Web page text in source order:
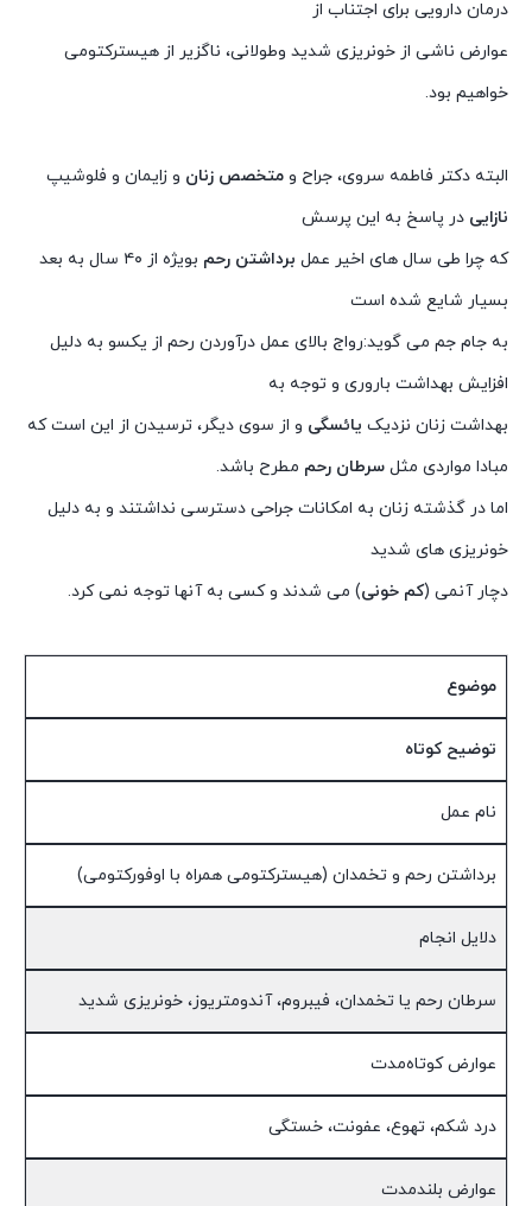
درمان دارویی برای اجتناب از
عوارض ناشی از خونریزی شدید وطولانی، ناگزیر از هیسترکتومی
خواهیم بود.
البته دکتر فاطمه سروی، جراح و متخصص زنان و زایمان و فلوشیپ
نازایی در پاسخ به این پرسش
که چرا طی سال های اخیر عمل برداشتن رحم
بویژه از ۴۰ سال به بعد
بسیار شایع شده است
به جام جم می گوید:رواج بالای عمل درآوردن رحم از یکسو به دلیل
افزایش بهداشت باروری و توجه به
بهداشت زنان نزدیک یائسگی و از سوی دیگر، ترسیدن از این است که
مبادا مواردی مثل سرطان رحم مطرح باشد.
اما در گذشته زنان به امکانات جراحی دسترسی نداشتند و به دلیل
خونریزی های شدید
دچار آنمی (کم خونی) می شدند و کسی به آنها توجه نمی کرد.
موضوع
توضیح کوتاه
نام عمل
برداشتن رحم و تخمدان (هیسترکتومی همراه با اوفورکتومی)
دلایل انجام
سرطان رحم یا تخمدان، فیبروم، آندومتریوز، خونریزی شدید
عوارض کوتاه‌مدت
درد شکم، تهوع، عفونت، خستگی
عوارض بلندمدت